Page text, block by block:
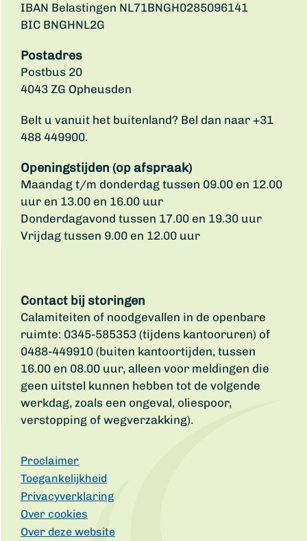
IBAN Belastingen NL71BNGH0285096141
BIC BNGHNL2G
Postadres
Postbus 20
4043 ZG Opheusden
Belt u vanuit het buitenland? Bel dan naar +31
488 449900.
Openingstijden (op afspraak)
Maandag t/m donderdag tussen 09.00 en 12.00
uur en 13.00 en 16.00 uur
Donderdagavond tussen 17.00 en 19.30 uur
Vrijdag tussen 9.00 en 12.00 uur
Contact bij storingen
Calamiteiten of noodgevallen in de openbare
ruimte: 0345-585353 (tijdens kantooruren) of
0488-449910 (buiten kantoortijden, tussen
16.00 en 08.00 uur, alleen voor meldingen die
geen uitstel kunnen hebben tot de volgende
werkdag, zoals een ongeval, oliespoor,
verstopping of wegverzakking).
Proclaimer
Toegankelijkheid
Privacyverklaring
Over cookies
Over deze website